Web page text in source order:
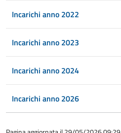
Incarichi anno 2022
Incarichi anno 2023
Incarichi anno 2024
Incarichi anno 2026